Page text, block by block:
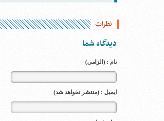
نظرات
دیدگاه شما
نام : (الزامی)
ایمیل : (منتشر نخواهد شد)